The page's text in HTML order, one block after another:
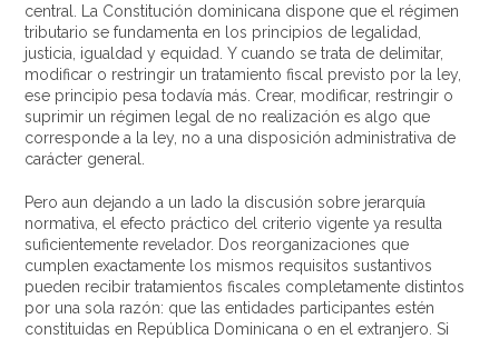
central. La Constitución dominicana dispone que el régimen
tributario se fundamenta en los principios de legalidad,
justicia, igualdad y equidad. Y cuando se trata de delimitar,
modificar o restringir un tratamiento fiscal previsto por la ley,
ese principio pesa todavía más. Crear, modificar, restringir o
suprimir un régimen legal de no realización es algo que
corresponde a la ley, no a una disposición administrativa de
carácter general.
Pero aun dejando a un lado la discusión sobre jerarquía
normativa, el efecto práctico del criterio vigente ya resulta
suficientemente revelador. Dos reorganizaciones que
cumplen exactamente los mismos requisitos sustantivos
pueden recibir tratamientos fiscales completamente distintos
por una sola razón: que las entidades participantes estén
constituidas en República Dominicana o en el extranjero. Si